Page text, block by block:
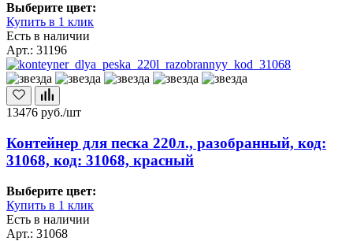
Выберите цвет:
Купить в 1 клик
Есть в наличии
Арт.: 31196
13476 руб./шт
Контейнер для песка 220л., разобранный, код:
31068, код: 31068, красный
Выберите цвет:
Купить в 1 клик
Есть в наличии
Арт.: 31068